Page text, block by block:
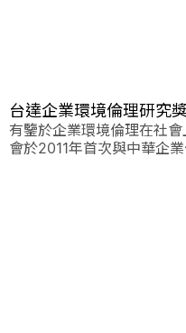
台達企業環境倫理研究
有鑒於企業環境倫理在社
會於2011年首次與中華企